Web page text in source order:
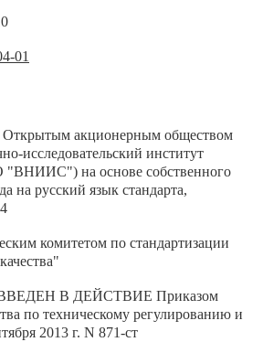
01
акционерным обществом
исследовательский институт
на основе собственного
на русский язык стандарта,
комитетом по стандартизации
В ДЕЙСТВИЕ Приказом
по техническому регулированию и
2013 г. N 871-ст